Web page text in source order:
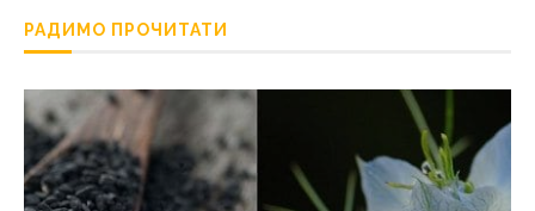
РАДИМО ПРОЧИТАТИ